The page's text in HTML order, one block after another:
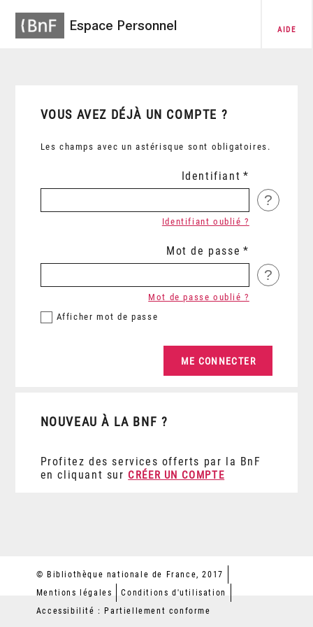
Espace Personnel AIDE
VOUS AVEZ DÉJÀ UN COMPTE ?
Les champs avec un astérisque sont obligatoires.
Identifiant
?
Identifiant oublié ?
Mot de passe
?
Afficher mot de passe
Mot de passe oublié ?
NOUVEAU À LA BNF ?
Profitez des services offerts par la BnF
en cliquant sur CRÉER UN COMPTE
© Bibliothèque nationale de France, 2017
Mentions légales
Conditions d'utilisation
Accessibilité : Partiellement conforme